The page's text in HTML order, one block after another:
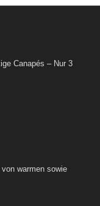
Canapés – Nur 3
warmen sowie